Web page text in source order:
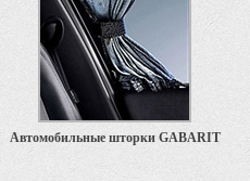
Автомобильные шторки GABARIT